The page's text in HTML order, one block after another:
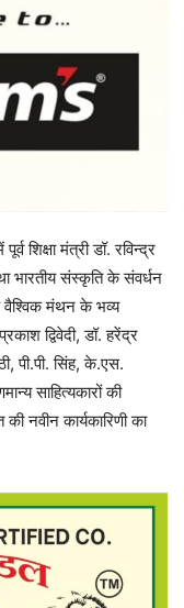
शिक्षा मंत्री डॉ. रविन्द्र
भारतीय संस्कृति के संवर्धन
वैश्विक मंथन के भव्य
द्विवेदी, डॉ. हरेंद्र
पी.पी. सिंह, के.एस.
साहित्यकारों की
नवीन कार्यकारिणी का